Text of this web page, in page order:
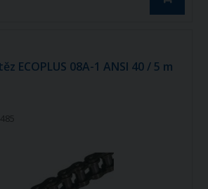
ECOPLUS 08A-1 ANSI 40 / 5 m